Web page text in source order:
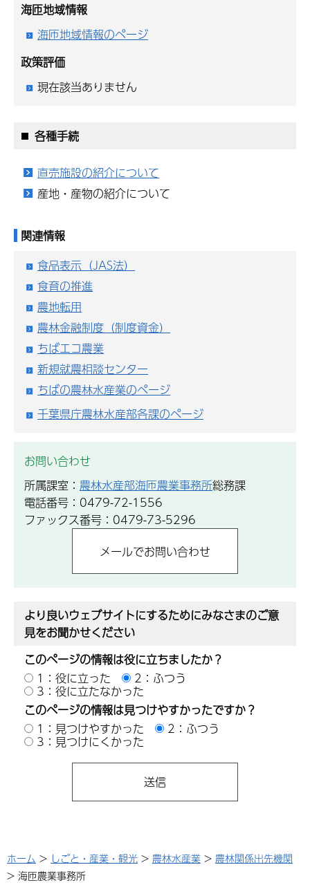
海匝地域情報
海匝地域情報のページ
政策評価
現在該当ありません
各種手続
直売施設の紹介について
産地・産物の紹介について
関連情報
食品表示（JAS法）
食育の推進
農地転用
農林金融制度（制度資金）
ちばエコ農業
新規就農相談センター
ちばの農林水産業のページ
千葉県庁農林水産部各課のページ
お問い合わせ
所属課室： 農林水産部海匝農業事務所総務課
電話番号：0479-72-1556
ファックス番号：0479-73-5296
より良いウェブサイトにするためにみなさまのご意
見をお聞かせください
このページの情報は役に立ちましたか？
1：役に立った
2：ふつう
3：役に立たなかった
このページの情報は見つけやすかったですか？
1：見つけやすかった
2：ふつう
3：見つけにくかった
ホーム > しごと・産業・観光 > 農林水産業 > 農林関係出先機関
> 海匝農業事務所